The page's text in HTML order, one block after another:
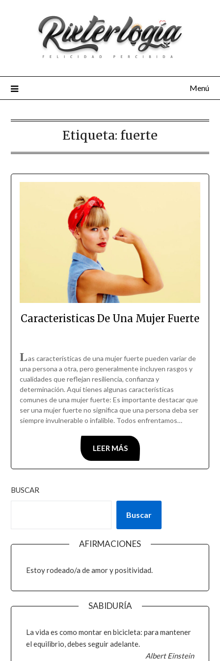
Menú
Etiqueta: fuerte
Caracteristicas De Una Mujer Fuerte
Las características de una mujer fuerte pueden variar de
una persona a otra, pero generalmente incluyen rasgos y
cualidades que reflejan resiliencia, confianza y
determinación. Aquí tienes algunas características
comunes de una mujer fuerte: Es importante destacar que
ser una mujer fuerte no significa que una persona deba ser
siempre invulnerable o infalible. Todos enfrentamos…
LEER MÁS
BUSCAR
Buscar
AFIRMACIONES
Estoy rodeado/a de amor y positividad.
SABIDURÍA
La vida es como montar en bicicleta: para mantener
el equilibrio, debes seguir adelante.
Albert Einstein